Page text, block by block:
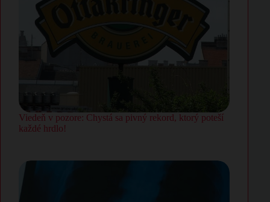
Viedeň v pozore: Chystá sa pivný rekord, ktorý poteší
každé hrdlo!